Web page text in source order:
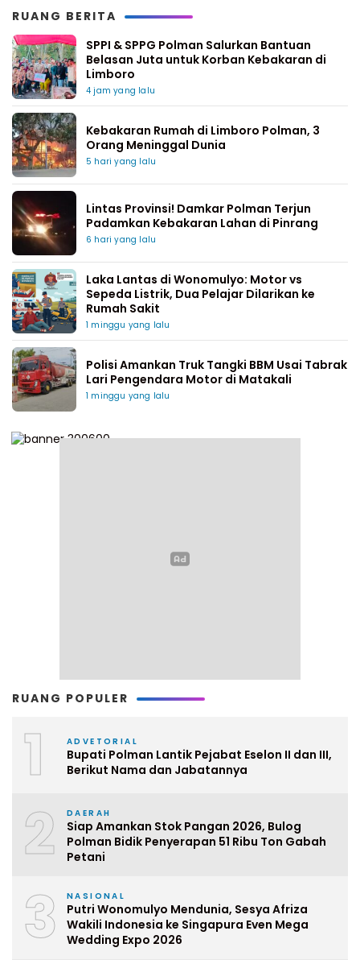
RUANG BERITA
SPPI & SPPG Polman Salurkan Bantuan
Belasan Juta untuk Korban Kebakaran di
Limboro
4 jam yang lalu
Kebakaran Rumah di Limboro Polman, 3
Orang Meninggal Dunia
5 hari yang lalu
Lintas Provinsi! Damkar Polman Terjun
Padamkan Kebakaran Lahan di Pinrang
6 hari yang lalu
Laka Lantas di Wonomulyo: Motor vs
Sepeda Listrik, Dua Pelajar Dilarikan ke
Rumah Sakit
1 minggu yang lalu
Polisi Amankan Truk Tangki BBM Usai Tabrak
Lari Pengendara Motor di Matakali
1 minggu yang lalu
RUANG POPULER
1 ADVETORIAL
Bupati Polman Lantik Pejabat Eselon II dan III,
Berikut Nama dan Jabatannya
2 DAERAH
Siap Amankan Stok Pangan 2026, Bulog
Polman Bidik Penyerapan 51 Ribu Ton Gabah
Petani
3 NASIONAL
Putri Wonomulyo Mendunia, Sesya Afriza
Wakili Indonesia ke Singapura Even Mega
Wedding Expo 2026